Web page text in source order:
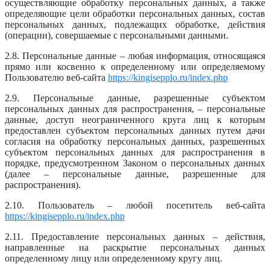
осуществляющие обработку персональных данных, а также
определяющие цели обработки персональных данных, состав
персональных данных, подлежащих обработке, действия
(операции), совершаемые с персональными данными.
2.8. Персональные данные – любая информация, относящаяся
прямо или косвенно к определенному или определяемому
Пользователю веб-сайта https://kingisepplo.ru/index.php
2.9. Персональные данные, разрешенные субъектом
персональных данных для распространения, – персональные
данные, доступ неограниченного круга лиц к которым
предоставлен субъектом персональных данных путем дачи
согласия на обработку персональных данных, разрешенных
субъектом персональных данных для распространения в
порядке, предусмотренном Законом о персональных данных
(далее – персональные данные, разрешенные для
распространения).
2.10. Пользователь – любой посетитель веб-сайта
https://kingisepplo.ru/index.php
2.11. Предоставление персональных данных – действия,
направленные на раскрытие персональных данных
определенному лицу или определенному кругу лиц.